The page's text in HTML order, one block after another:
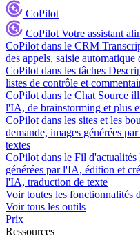
CoPilot
CoPilot Votre assistant
CoPilot dans le CRM
des appels, saisie automatique
CoPilot dans les tâches
listes de contrôle et
CoPilot dans le Chat Source
l'IA, de brainstorming et plus
CoPilot dans les sites et les
demande, images générées
textes
CoPilot dans le Fil d'actualités
générées par l'IA, édition et
l'IA, traduction de texte
Voir toutes les fonctionnalités
Voir tous les outils
Prix
Ressources